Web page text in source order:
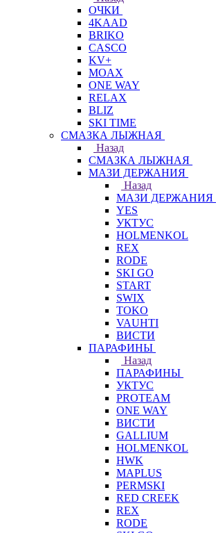
ОЧКИ
4KAAD
BRIKO
CASCO
KV+
MOAX
ONE WAY
RELAX
BLIZ
SKI TIME
СМАЗКА ЛЫЖНАЯ
Назад
СМАЗКА ЛЫЖНАЯ
МАЗИ ДЕРЖАНИЯ
Назад
МАЗИ ДЕРЖАНИЯ
YES
УКТУС
HOLMENKOL
REX
RODE
SKI GO
START
SWIX
TOKO
VAUHTI
ВИСТИ
ПАРАФИНЫ
Назад
ПАРАФИНЫ
УКТУС
PROTEAM
ONE WAY
ВИСТИ
GALLIUM
HOLMENKOL
HWK
MAPLUS
PERMSKI
RED CREEK
REX
RODE